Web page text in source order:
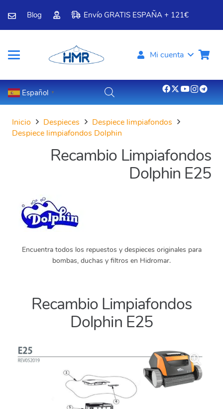
Blog Envío GRATIS ESPAÑA + 121€
Mi cuenta
Español ▼
Inicio Despieces
Despiece limpiafondos
Despiece limpiafondos Dolphin
Recambio Limpiafondos
Dolphin E25
Encuentra todos los repuestos y despieces originales para
bombas, duchas y filtros en Hidromar.
Recambio Limpiafondos
Dolphin E25